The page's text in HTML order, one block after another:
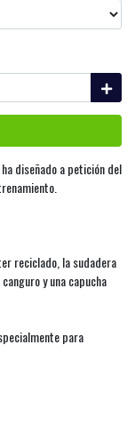
diseñado a petición del
reciclado, la sudadera
y una capucha
para